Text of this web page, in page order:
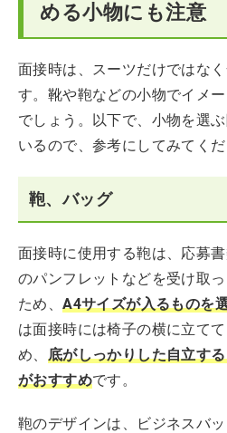
める小物にも注意
面接時は、スーツだけではな
す。靴や鞄などの小物でイメ
でしょう。以下で、小物を選
いるので、参考にしてみてくだ
鞄、バッグ
面接時に使用する鞄は、応募
のパンフレットなどを受け取
ため、A4サイズが入るものを
は面接時には椅子の横に立て
め、 底がしっかりした自立す
がおすすめです。
鞄のデザインは、ビジネスバ